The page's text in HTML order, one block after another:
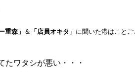
重森」 ＆ 「店員オキタ」 に聞いた港はことご
たワタシが悪い・・・